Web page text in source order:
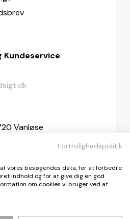
Kundeservice
Vanløse
indsigt.dk
Fortrolighedspolitik
vores besøgendes data, for at forbedre
indhold og for at give dig en god
om cookies vi bruger ved at